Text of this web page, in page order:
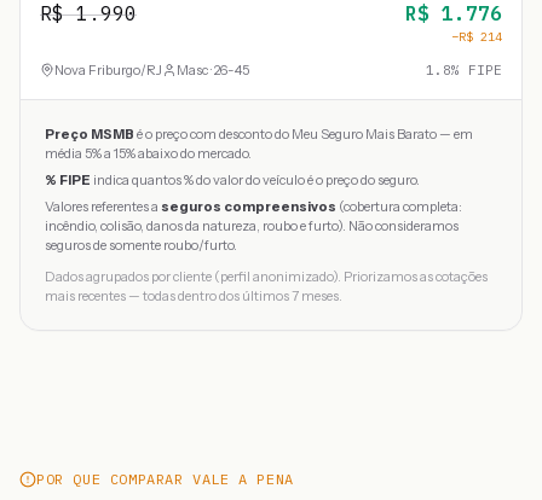
R$1.990 R$ 1.776
−R$ 214
Nova Friburgo/RJ Masc · 26-45 1.8% FIPE
Preço MSMB é o preço com desconto do Meu Seguro Mais Barato — em
média 5% a 15% abaixo do mercado.
% FIPE indica quantos % do valor do veículo é o preço do seguro.
Valores referentes a seguros compreensivos (cobertura completa:
incêndio, colisão, danos da natureza, roubo e furto). Não consideramos
seguros de somente roubo/furto.
Dados agrupados por cliente (perfil anonimizado). Priorizamos as cotações
mais recentes — todas dentro dos últimos 7 meses.
POR QUE COMPARAR VALE A PENA